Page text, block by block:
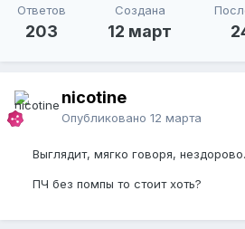
Ответов
203
Создана
12 март
nicotine
Опубликовано 12 марта
Выглядит, мягко говоря, нездорово.
ПЧ без помпы то стоит хоть?